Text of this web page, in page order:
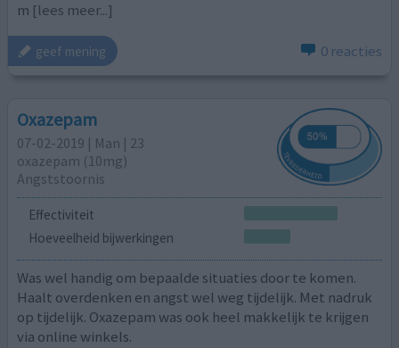
m [lees meer...]
geef mening 0 reacties
Oxazepam
07-02-2019 | Man | 23
oxazepam (10mg)
Angststoornis
Effectiviteit
Hoeveelheid bijwerkingen
Was wel handig om bepaalde situaties door te komen.
Haalt overdenken en angst wel weg tijdelijk. Met nadruk
op tijdelijk. Oxazepam was ook heel makkelijk te krijgen
via online winkels.